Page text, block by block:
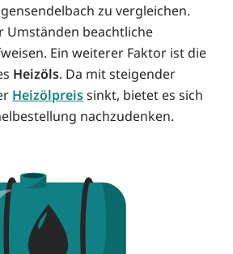
zu vergleichen.
Umständen beachtliche
Ein weiterer Faktor ist die
Heizöls. Da mit steigender
Heizölpreissinkt, bietet es sich
nachzudenken.